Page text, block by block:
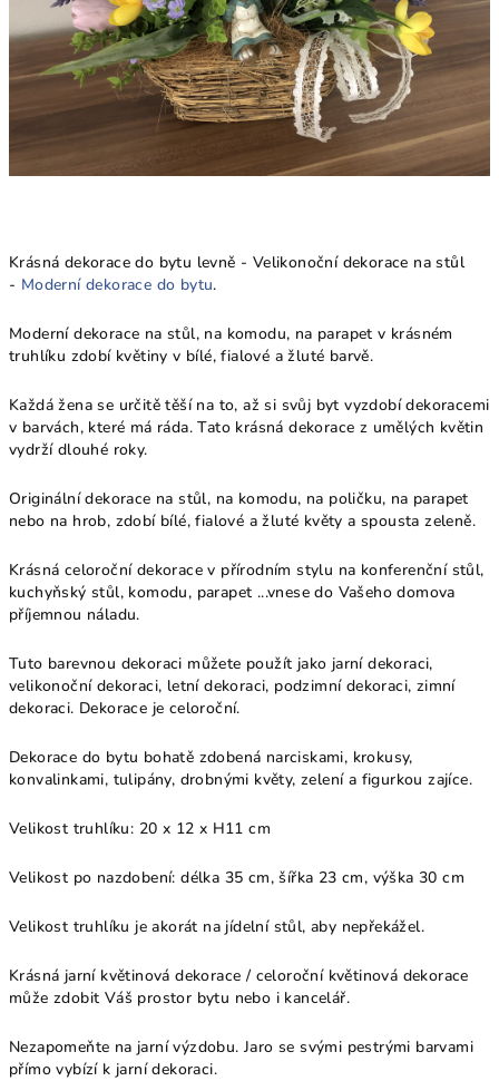
Krásná dekorace do bytu levně - Velikonoční dekorace na stůl
- Moderní dekorace do bytu.
Moderní dekorace na stůl, na komodu, na parapet v krásném
truhlíku zdobí květiny v bílé, fialové a žluté barvě.
Každá žena se určitě těší na to, až si svůj byt vyzdobí dekoracemi
v barvách, které má ráda. Tato krásná dekorace z umělých květin
vydrží dlouhé roky.
Originální dekorace na stůl, na komodu, na poličku, na parapet
nebo na hrob, zdobí bílé, fialové a žluté květy a spousta zeleně.
Krásná celoroční dekorace v přírodním stylu na konferenční stůl,
kuchyňský stůl, komodu, parapet ...vnese do Vašeho domova
příjemnou náladu.
Tuto barevnou dekoraci můžete použít jako jarní dekoraci,
velikonoční dekoraci, letní dekoraci, podzimní dekoraci, zimní
dekoraci. Dekorace je celoroční.
Dekorace do bytu bohatě zdobená narciskami, krokusy,
konvalinkami, tulipány, drobnými květy, zelení a figurkou zajíce.
Velikost truhlíku: 20 x 12 x H11 cm
Velikost po nazdobení: délka 35 cm, šířka 23 cm, výška 30 cm
Velikost truhlíku je akorát na jídelní stůl, aby nepřekážel.
Krásná jarní květinová dekorace / celoroční květinová dekorace
může zdobit Váš prostor bytu nebo i kancelář.
Nezapomeňte na jarní výzdobu. Jaro se svými pestrými barvami
přímo vybízí k jarní dekoraci.